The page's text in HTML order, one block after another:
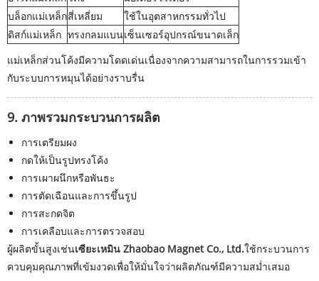
บล็อกแม่เหล็กสี่เหลี่ยม
ใช้ในอุตสาหกรรมทั่วไป
ดิสก์แม่เหล็ก ทรงกลมแบนเซ็นเซอร์อุปกรณ์ขนาดเล็ก
แม่เหล็กส่วนโค้งมีความโดดเด่นเนื่องจากความสามารถในการรวมเข้า
กับระบบการหมุนได้อย่างราบรื่น
9. ภาพรวมกระบวนการผลิต
การเตรียมผง
กดให้เป็นรูปทรงโค้ง
การเผาผนึกหรือพันธะ
การตัดเฉือนและการขึ้นรูป
การสะกดจิต
การเคลือบและการตรวจสอบ
ผู้ผลิตขั้นสูงเช่นเซียะเหมิน Zhaobao Magnet Co., Ltd.ใช้กระบวนการ
ควบคุมคุณภาพที่เข้มงวดเพื่อให้มั่นใจว่าผลิตภัณฑ์มีความสม่ำเสมอ